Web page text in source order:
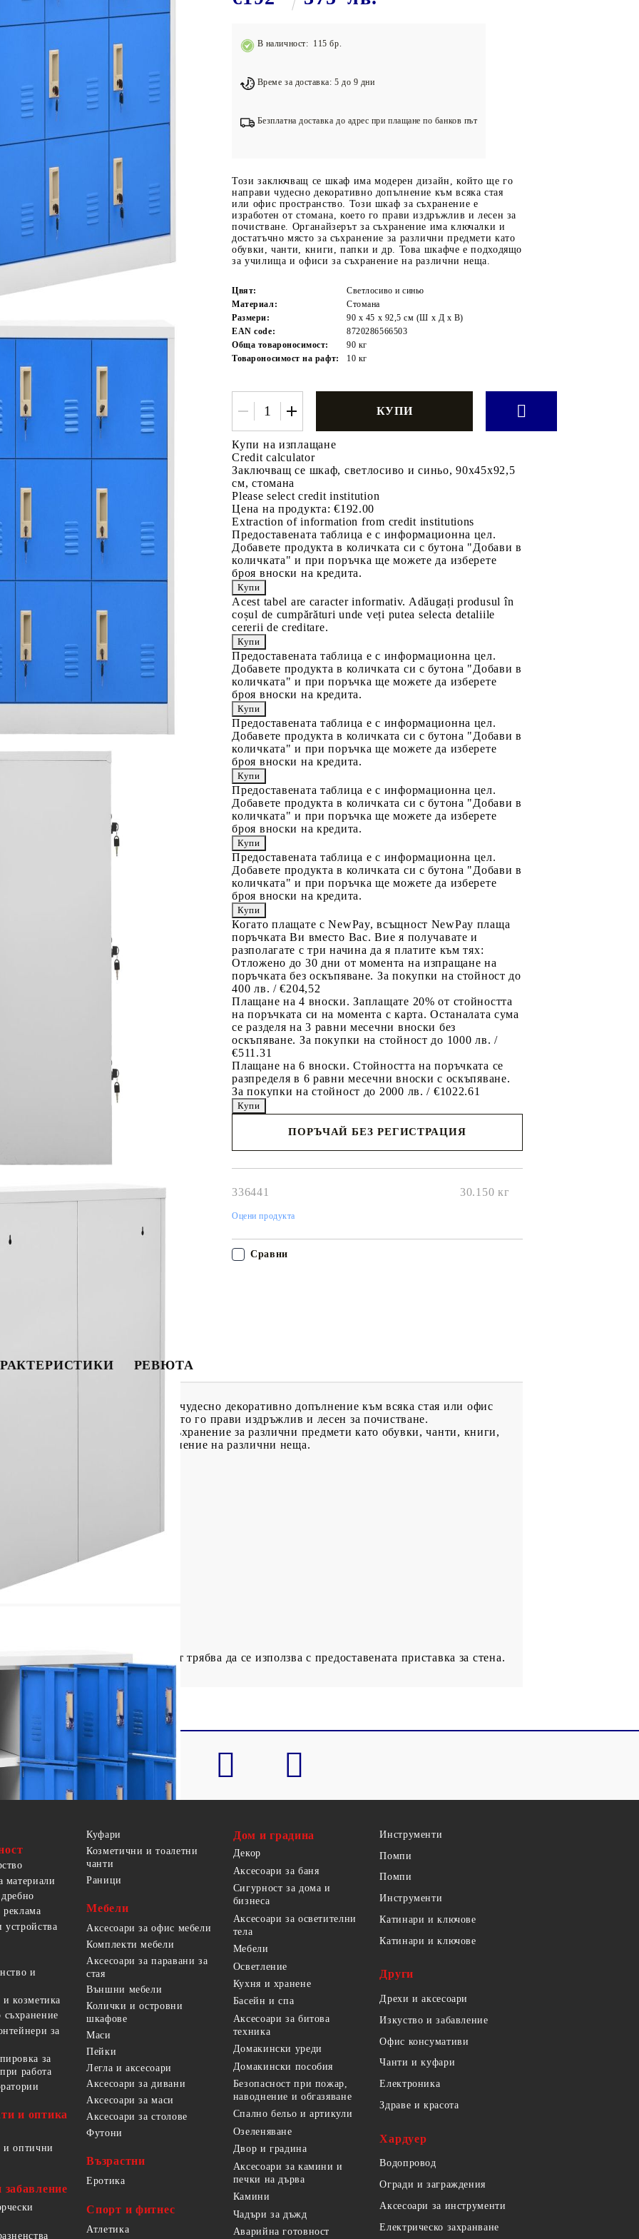
Силови кули
Tweet
В наличност: 115 бр.
Време за доставка: 5 до 9 дни
Безплатна доставка до адрес при плащане по банков път
Този заключващ се шкаф има модерен дизайн, който ще го
направи чудесно декоративно допълнение към всяка стая
или офис пространство. Този шкаф за съхранение е
изработен от стомана, което го прави издръжлив и лесен за
почистване. Органайзерът за съхранение има ключалки и
достатъчно място за съхранение за различни предмети като
обувки, чанти, книги, папки и др. Това шкафче е подходящо
за училища и офиси за съхранение на различни неща.
Цвят:
Светлосиво и синьо
Материал:
Стомана
Размери:
90 x 45 x 92,5 cм (Ш x Д x В)
EAN code:
8720286566503
Обща товароносимост:
90 кг
Товароносимост на рафт:
10 кг
Купи на изплащане
Credit calculator
Заключващ се шкаф, светлосиво и синьо, 90x45x92,5
см, стомана
Please select credit institution
Цена на продукта: €192.00
Extraction of information from credit institutions
Предоставената таблица е с информационна цел.
Добавете продукта в количката си с бутона "Добави в
количката" и при поръчка ще можете да изберете
броя вноски на кредита.
Acest tabel are caracter informativ. Adăugați produsul în
coșul de cumpărături unde veți putea selecta detaliile
cererii de creditare.
Предоставената таблица е с информационна цел.
Добавете продукта в количката си с бутона "Добави в
количката" и при поръчка ще можете да изберете
броя вноски на кредита.
Предоставената таблица е с информационна цел.
Добавете продукта в количката си с бутона "Добави в
количката" и при поръчка ще можете да изберете
броя вноски на кредита.
Предоставената таблица е с информационна цел.
Добавете продукта в количката си с бутона "Добави в
количката" и при поръчка ще можете да изберете
броя вноски на кредита.
Предоставената таблица е с информационна цел.
Добавете продукта в количката си с бутона "Добави в
количката" и при поръчка ще можете да изберете
броя вноски на кредита.
Когато плащате с NewPay, всъщност NewPay плаща
поръчката Ви вместо Вас. Вие я получавате и
разполагате с три начина да я платите към тях:
Отложено до 30 дни от момента на изпращане на
поръчката без оскъпяване. За покупки на стойност до
400 лв. / €204,52
Плащане на 4 вноски. Заплащате 20% от стойността
на поръчката си на момента с карта. Останалата сума
се разделя на 3 равни месечни вноски без
оскъпяване. За покупки на стойност до 1000 лв. /
€511.31
Плащане на 6 вноски. Стойността на поръчката се
разпределя в 6 равни месечни вноски с оскъпяване.
За покупки на стойност до 2000 лв. / €1022.61
ПОРЪЧАЙ БЕЗ РЕГИСТРАЦИЯ
336441 30.150 кг
Оцени продукта
Сравни
РЕВЮТА
дизайн, който ще го направи чудесно декоративно допълнение към всяка стая или офис
е изработен от стомана, което го прави издръжлив и лесен за почистване.
и достатъчно място за съхранение за различни предмети като обувки, чанти, книги,
за училища и офиси за съхранение на различни неща.
преобръщане, този продукт трябва да се използва с предоставената приставка за стена.
материали
и
козметика
за
за
работа
и оптика
и оптични
забавление
Куфари
Козметични и тоалетни
чанти
Раници
Мебели
Аксесоари за офис мебели
Комплекти мебели
Аксесоари за паравани за
стая
Външни мебели
Колички и островни
шкафове
Маси
Пейки
Легла и аксесоари
Аксесоари за дивани
Аксесоари за маси
Аксесоари за столове
Футони
Възрастни
Еротика
Спорт и фитнес
Атлетика
Дом и градина
Декор
Аксесоари за баня
Сигурност за дома и
бизнеса
Аксесоари за осветителни
тела
Мебели
Осветление
Кухня и хранене
Басейн и спа
Аксесоари за битова
техника
Домакински уреди
Домакински пособия
Безопасност при пожар,
наводнение и обгазяване
Спално бельо и артикули
Озеленяване
Двор и градина
Аксесоари за камини и
печки на дърва
Камини
Чадъри за дъжд
Аварийна готовност
Инструменти
Помпи
Помпи
Инструменти
Катинари и ключове
Катинари и ключове
Други
Дрехи и аксесоари
Изкуство и забавление
Офис консумативи
Чанти и куфари
Електроника
Здраве и красота
Хардуер
Водопровод
Огради и заграждения
Аксесоари за инструменти
Електрическо захранване